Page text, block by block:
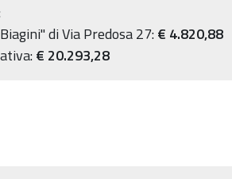
di Via Predosa 27:€ 4.820,88
€ 20.293,28